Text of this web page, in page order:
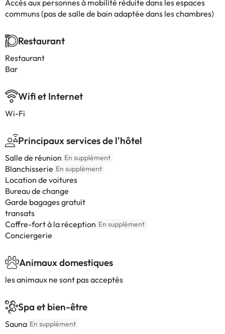
Accès aux personnes à mobilité réduite dans les espaces
communs (pas de salle de bain adaptée dans les chambres)
Restaurant
Restaurant
Bar
Wifi et Internet
Wi-Fi
Principaux services de l'hôtel
Salle de réunion En supplément
Blanchisserie En supplément
Location de voitures
Bureau de change
Garde bagages gratuit
transats
Coffre-fort à la réception En supplément
Conciergerie
Animaux domestiques
les animaux ne sont pas acceptés
Spa et bien-être
Sauna En supplément